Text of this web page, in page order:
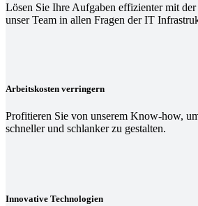
Lösen Sie Ihre Aufgaben effizienter mit
unser Team in allen Fragen der IT
Arbeitskosten verringern
Profitieren Sie von unserem Know-how,
schneller und schlanker zu gestalten.
Innovative Technologien